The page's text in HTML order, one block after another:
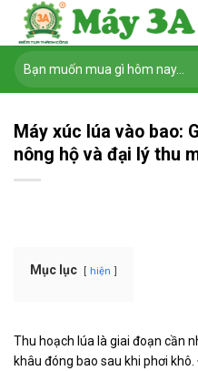
Chuyển
nội
dung
Tìm
kiếm:
Máy xúc lúa vào bao:
nông hộ và đại lý thu
Mục lục hiện
Thu hoạch lúa là giai đoạn cần
khâu đóng bao sau khi phơi